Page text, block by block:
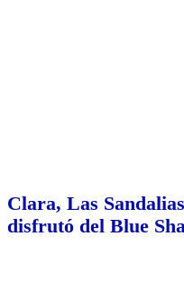
Clara, Las
disfrutó del Blue